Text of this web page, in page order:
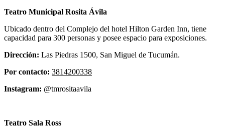
Teatro Municipal Rosita Ávila
Ubicado dentro del Complejo del hotel Hilton Garden Inn, tiene
capacidad para 300 personas y posee espacio para exposiciones.
Dirección: Las Piedras 1500, San Miguel de Tucumán.
Por contacto: 3814200338
Instagram: @tmrositaavila
Teatro Sala Ross